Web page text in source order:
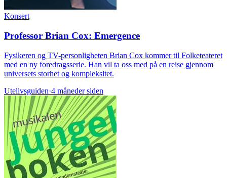
Konsert
Professor Brian Cox: Emergence
Fysikeren og TV-personligheten Brian Cox kommer til Folketeateret
med en ny foredragsserie. Han vil ta oss med på en reise gjennom
universets storhet og kompleksitet.
Utelivsguiden·4 måneder siden